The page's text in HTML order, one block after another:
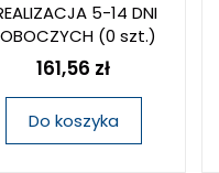
5-14 DNI
(0 szt.)
161,56 zł
Do koszyka